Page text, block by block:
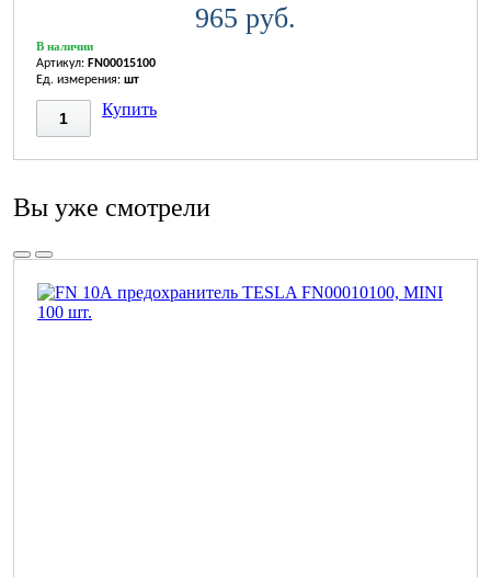
965 руб.
В наличии
Артикул: FN00015100
Ед. измерения: шт
Купить
Вы уже смотрели